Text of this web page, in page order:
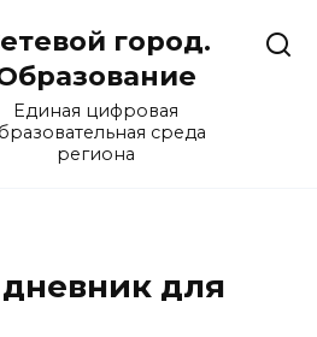
город.
Единая цифровая
среда
региона
для